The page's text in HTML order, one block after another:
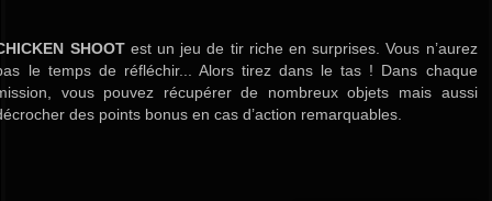
SHOOTest un jeu de tir riche en surprises. Vous n’aurez
le temps de réfléchir... Alors tirez dans le tas ! Dans chaque
vous pouvez récupérer de nombreux objets mais aussi
des points bonus en cas d’action remarquables.